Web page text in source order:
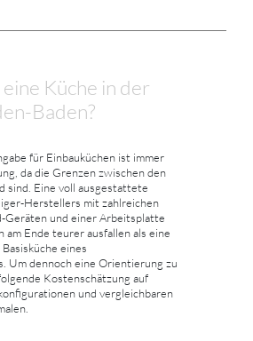
Küche in der
Baden?
für Einbauküchen ist immer
da die Grenzen zwischen den
sind. Eine voll ausgestattete
Herstellers mit zahlreichen
Geräten und einer Arbeitsplatte
am Ende teurer ausfallen als eine
eines
Um dennoch eine Orientierung zu
Kostenschätzung auf
und vergleichbaren